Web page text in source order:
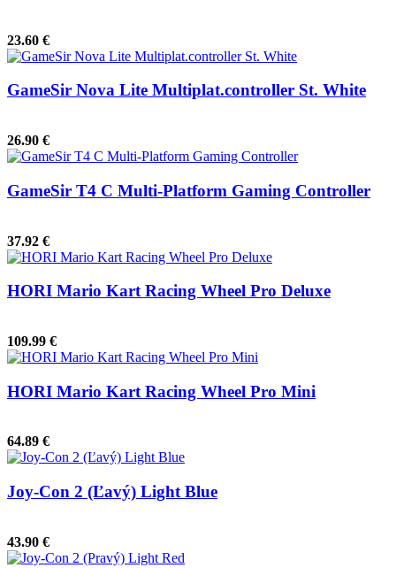
23.60 €
GameSir Nova Lite Multiplat.controller St. White
26.90 €
GameSir T4 C Multi-Platform Gaming Controller
37.92 €
HORI Mario Kart Racing Wheel Pro Deluxe
109.99 €
HORI Mario Kart Racing Wheel Pro Mini
64.89 €
Joy-Con 2 (Ľavý) Light Blue
43.90 €